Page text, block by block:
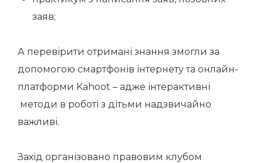
заяв;
А перевірити отримані знання змогли за
допомогою смартфонів інтернету та онлайн-
платформи Kahoot – адже інтерактивні
методи в роботі з дітьми надзвичайно
важливі.
Захід організовано правовим клубом